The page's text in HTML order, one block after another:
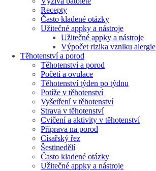
Recepty
Často kladené otázky
Užitečné appky a nástroje
Užitečné appky a nástroje
Výpočet rizika vzniku alergie
Těhotenství a porod
Těhotenství a porod
Početí a ovulace
Těhotenství týden po týdnu
Potíže v těhotenství
Vyšetření v těhotenství
Strava v těhotenství
Cvičení a aktivity v těhotenství
Příprava na porod
Císařský řez
Šestinedělí
Často kladené otázky
Užitečné appky a nástroje